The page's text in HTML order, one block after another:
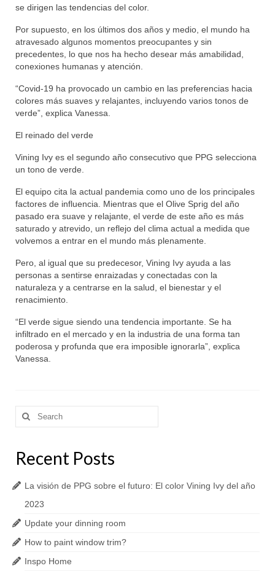
se dirigen las tendencias del color.
Por supuesto, en los últimos dos años y medio, el mundo ha
atravesado algunos momentos preocupantes y sin
precedentes, lo que nos ha hecho desear más amabilidad,
conexiones humanas y atención.
“Covid-19 ha provocado un cambio en las preferencias hacia
colores más suaves y relajantes, incluyendo varios tonos de
verde”, explica Vanessa.
El reinado del verde
Vining Ivy es el segundo año consecutivo que PPG selecciona
un tono de verde.
El equipo cita la actual pandemia como uno de los principales
factores de influencia. Mientras que el Olive Sprig del año
pasado era suave y relajante, el verde de este año es más
saturado y atrevido, un reflejo del clima actual a medida que
volvemos a entrar en el mundo más plenamente.
Pero, al igual que su predecesor, Vining Ivy ayuda a las
personas a sentirse enraizadas y conectadas con la
naturaleza y a centrarse en la salud, el bienestar y el
renacimiento.
“El verde sigue siendo una tendencia importante. Se ha
infiltrado en el mercado y en la industria de una forma tan
poderosa y profunda que era imposible ignorarla”, explica
Vanessa.
Search
for:
Recent Posts
La visión de PPG sobre el futuro: El color Vining Ivy del año
2023
Update your dinning room
How to paint window trim?
Inspo Home